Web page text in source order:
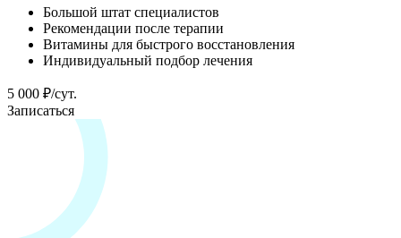
Большой штат специалистов
Рекомендации после терапии
Витамины для быстрого восстановления
Индивидуальный подбор лечения
5 000 ₽/сут.
Записаться